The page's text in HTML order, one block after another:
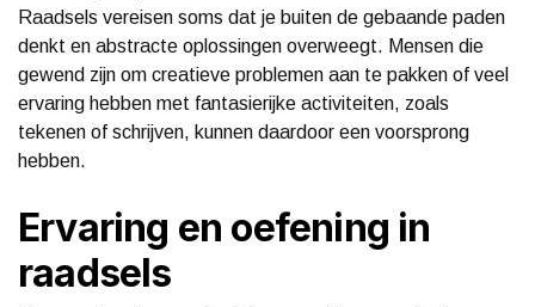
Raadsels vereisen soms dat je buiten de gebaande paden
denkt en abstracte oplossingen overweegt. Mensen die
gewend zijn om creatieve problemen aan te pakken of veel
ervaring hebben met fantasierijke activiteiten, zoals
tekenen of schrijven, kunnen daardoor een voorsprong
hebben.
Ervaring en oefening in
raadsels